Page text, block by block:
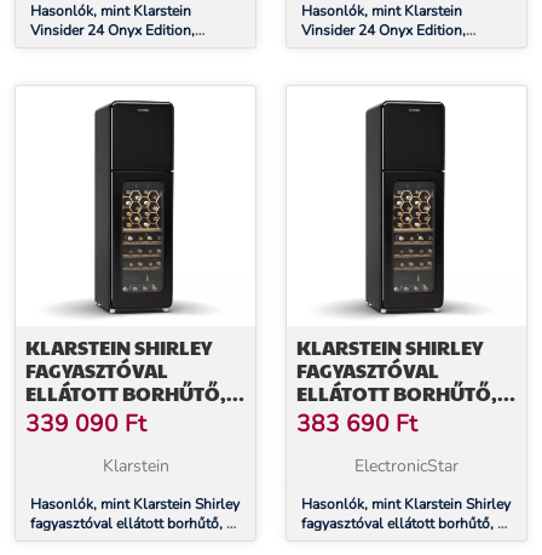
Hasonlók, mint Klarstein
Vinsider 24 Onyx Edition,
beépített borhűtő, G
osztály
Hasonlók, mint Klarstein
Vinsider 24 Onyx Edition,
beépített borhűtő, G
osztály
KLARSTEIN SHIRLEY
FAGYASZTÓVAL
ELLÁTOTT BORHŰTŐ, 2
AZ 1-BEN, VINTAGE, 2
HŰTÉSI ZÓNA, 60
PALACK, 60 ÜVEG
339 090 Ft
Klarstein
Hasonlók, mint Klarstein Shirley
fagyasztóval ellátott borhűtő, 2
az 1-ben, Vintage, 2 hűtési
KLARSTEIN SHIRLEY
FAGYASZTÓVAL
ELLÁTOTT BORHŰTŐ, 2
AZ 1-BEN, VINTAGE, 2
HŰTÉSI ZÓNA, 60
PALACK, 60 ÜVEG
383 690 Ft
ElectronicStar
Hasonlók, mint Klarstein Shirley
fagyasztóval ellátott borhűtő, 2
az 1-ben, Vintage, 2 hűtési